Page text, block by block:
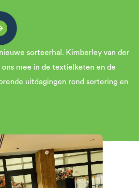
sorteerhal. Kimberley van der
ons mee in de textielketen en de
uitdagingen rond sortering en